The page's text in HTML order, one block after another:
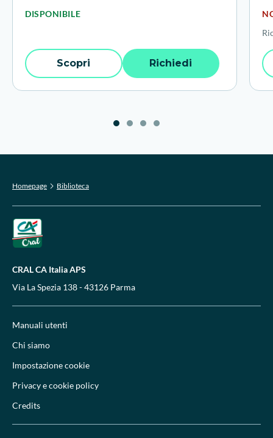
DISPONIBILE
Scopri Richiedi
Homepage Biblioteca
CRAL CA Italia APS
Via La Spezia 138 - 43126 Parma
Manuali utenti
Chi siamo
Impostazione cookie
Privacy e cookie policy
Credits